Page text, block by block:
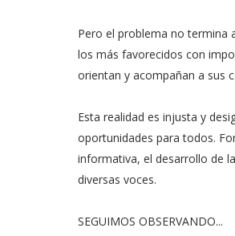
Pero el problema no termina
los más favorecidos con
orientan y acompañan a sus
Esta realidad es injusta y
oportunidades para todos.
informativa, el desarrollo de
diversas voces.
SEGUIMOS OBSERVANDO...